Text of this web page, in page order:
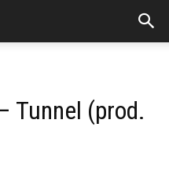
Tunnel (prod.